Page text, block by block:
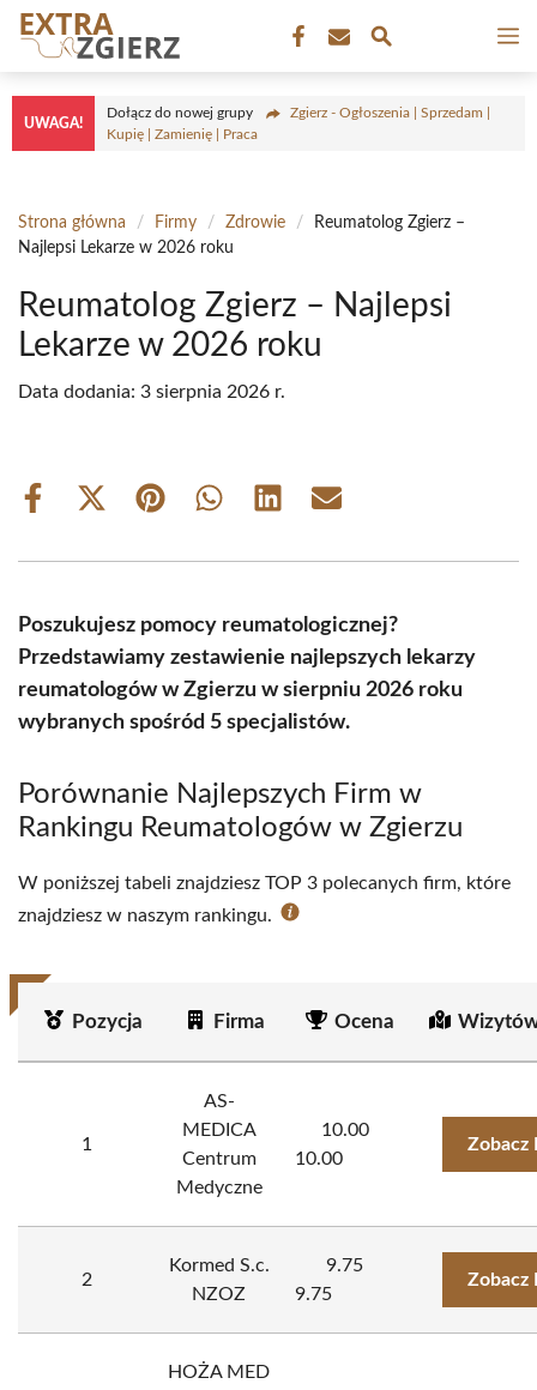
Przejdź
treści
UWAGA!
Dołącz do nowej grupy
Zgierz - Ogłoszenia | Sprzedam |
Kupię | Zamienię | Praca
Strona główna / Firmy / Zdrowie /
Reumatolog Zgierz –
Najlepsi Lekarze w 2026 roku
Reumatolog Zgierz – Najlepsi
Lekarze w 2026 roku
Data dodania: 3 sierpnia 2026 r.
Share
Share
(Twitter)
Share Share Share Share
Poszukujesz pomocy reumatologicznej?
Przedstawiamy zestawienie najlepszych lekarzy
reumatologów w Zgierzu w sierpniu 2026 roku
wybranych spośród 5 specjalistów.
Porównanie Najlepszych Firm w
Rankingu Reumatologów w Zgierzu
W poniższej tabeli znajdziesz TOP 3 polecanych firm, które
znajdziesz w naszym rankingu.
Pozycja Firma Ocena
1
AS-
MEDICA
Centrum
Medyczne
10.00
10.00
Zobacz
2
Kormed S.c.
NZOZ
9.75
9.75
Zobacz
HOŻA MED